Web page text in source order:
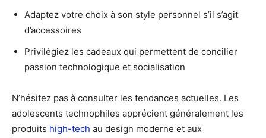
Adaptez votre choix à son style personnel s’il s’agit
d’accessoires
Privilégiez les cadeaux qui permettent de concilier
passion technologique et socialisation
N’hésitez pas à consulter les tendances actuelles. Les
adolescents technophiles apprécient généralement les
produits high-tech au design moderne et aux